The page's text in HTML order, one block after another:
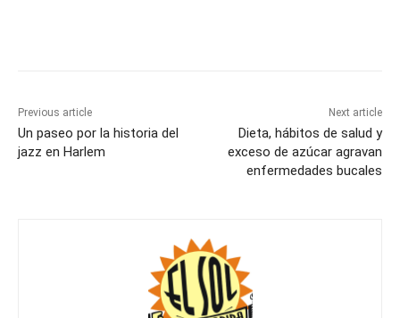
Previous article
Un paseo por la historia del
jazz en Harlem
Next article
Dieta, hábitos de salud y
exceso de azúcar agravan
enfermedades bucales